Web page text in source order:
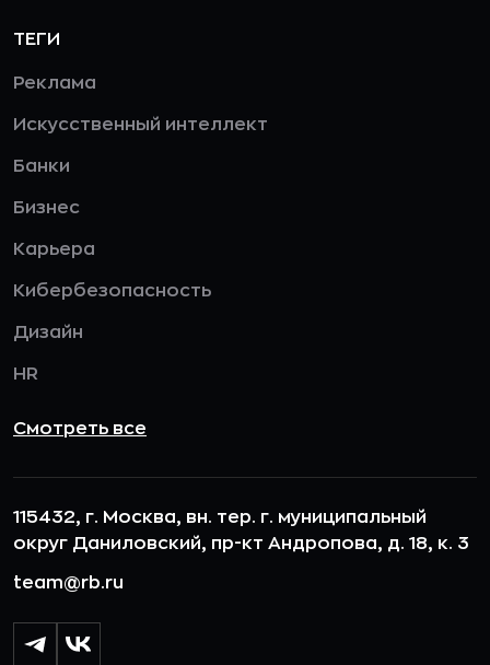
ТЕГИ
Реклама
Искусственный интеллект
Банки
Бизнес
Карьера
Кибербезопасность
Дизайн
HR
Смотреть все
115432, г. Москва, вн. тер. г. муниципальный
округ Даниловский, пр-кт Андропова, д. 18, к. 3
team@rb.ru